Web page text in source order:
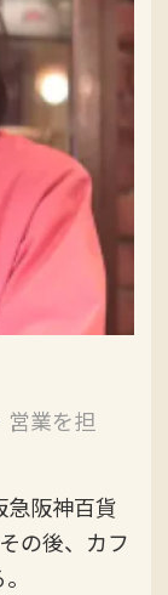
業を担
急阪神百貨
の後、カフ